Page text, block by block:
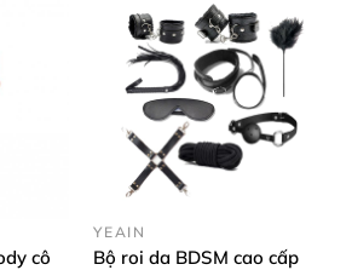
cô
YEAIN
Bộ roi da BDSM cao cấp